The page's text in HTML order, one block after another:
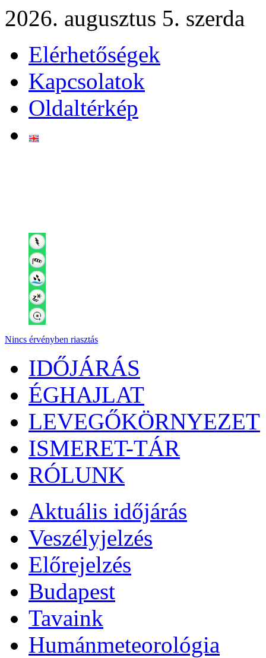
2026. augusztus 5. szerda
Elérhetőségek
Kapcsolatok
Oldaltérkép
Nincs érvényben riasztás
IDŐJÁRÁS
ÉGHAJLAT
LEVEGŐKÖRNYEZET
ISMERET-TÁR
RÓLUNK
Aktuális időjárás
Veszélyjelzés
Előrejelzés
Budapest
Tavaink
Humánmeteorológia